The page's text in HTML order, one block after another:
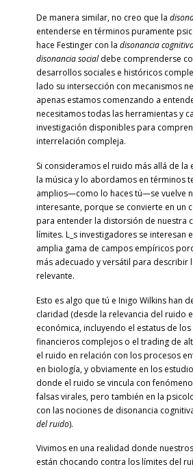
De manera similar, no creo que la
entenderse en términos puramente
hace Festinger con la disonancia
disonancia socialdebe comprenderse
desarrollos sociales e históricos
lado su intersección con mecanismos
apenas estamos comenzando a
necesitamos todas las herramientas y
investigación disponibles para
interrelación compleja.
Si consideramos el ruido más allá de la
la música y lo abordamos en términos
amplios—como lo haces tú—se vuelve
interesante, porque se convierte en un
para entender la distorsión de nuestra
límites. L_s investigadores se interesan
amplia gama de campos empíricos
más adecuado y versátil para describir
relevante.
Esto es algo que tú e Inigo Wilkins han
claridad (desde la relevancia del ruido
económica, incluyendo el estatus de
financieros complejos o el trading de
el ruido en relación con los procesos
en biología, y obviamente en los
donde el ruido se vincula con
falsas virales, pero también en la
con las nociones de disonancia
del ruido).
Vivimos en una realidad donde
están chocando contra los límites del